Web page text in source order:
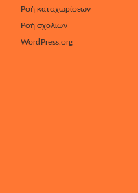
Ροή καταχωρίσεων
Ροή σχολίων
WordPress.org